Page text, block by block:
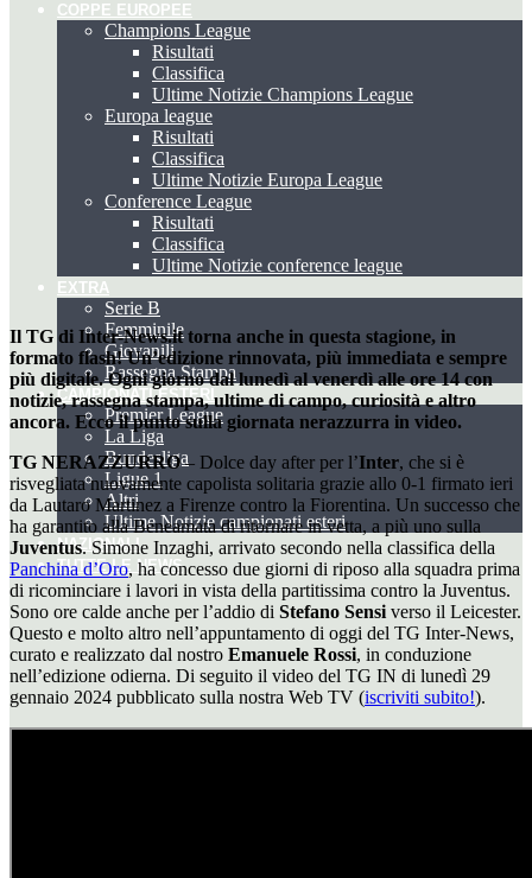
COPPE EUROPEE
Champions League
Risultati
Classifica
Ultime Notizie Champions League
Europa league
Risultati
Classifica
Ultime Notizie Europa League
Conference League
Risultati
Classifica
Ultime Notizie conference league
EXTRA
Serie B
Femminile
Giovanili
Rassegna Stampa
CAMPIONATI ESTERI
Premier League
La Liga
Bundesliga
Ligue 1
Altri
Ultime Notizie campionati esteri
NAZIONALI
TUTTE LE NEWS
Il TG di Inter-News.it torna anche in questa stagione, in
formato flash! Un’edizione rinnovata, più immediata e sempre
più digitale. Ogni giorno dal lunedì al venerdì alle ore 14 con
notizie, rassegna stampa, ultime di campo, curiosità e altro
ancora. Ecco il punto sulla giornata nerazzurra in video.
TG NERAZZURRO– Dolce day after per l’Inter, che si è
risvegliata nuovamente capolista solitaria grazie allo 0-1 firmato ieri
da Lautaro Martinez a Firenze contro la Fiorentina. Un successo che
ha garantito alla Beneamata di ritornare in vetta, a più uno sulla
Juventus. Simone Inzaghi, arrivato secondo nella classifica della
Panchina d’Oro, ha concesso due giorni di riposo alla squadra prima
di ricominciare i lavori in vista della partitissima contro la Juventus.
Sono ore calde anche per l’addio di Stefano Sensi verso il Leicester.
Questo e molto altro nell’appuntamento di oggi del TG Inter-News,
curato e realizzato dal nostro Emanuele Rossi, in conduzione
nell’edizione odierna. Di seguito il video del TG IN di lunedì 29
gennaio 2024 pubblicato sulla nostra Web TV (iscriviti subito!).